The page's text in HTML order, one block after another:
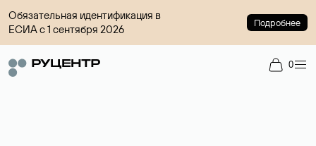
Обязательная идентификация в
ЕСИА с 1 сентября 2026
Подробнее
0